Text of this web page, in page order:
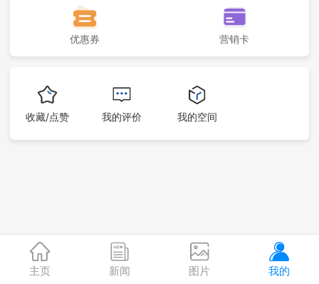
优惠券 营销卡
收藏/点赞 我的评价 我的空间
主页 新闻 图片 我的